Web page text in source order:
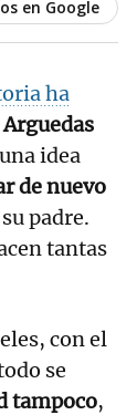
en Google
ha
Arguedas
idea
de nuevo
padre.
tantas
con el
se
tampoco,